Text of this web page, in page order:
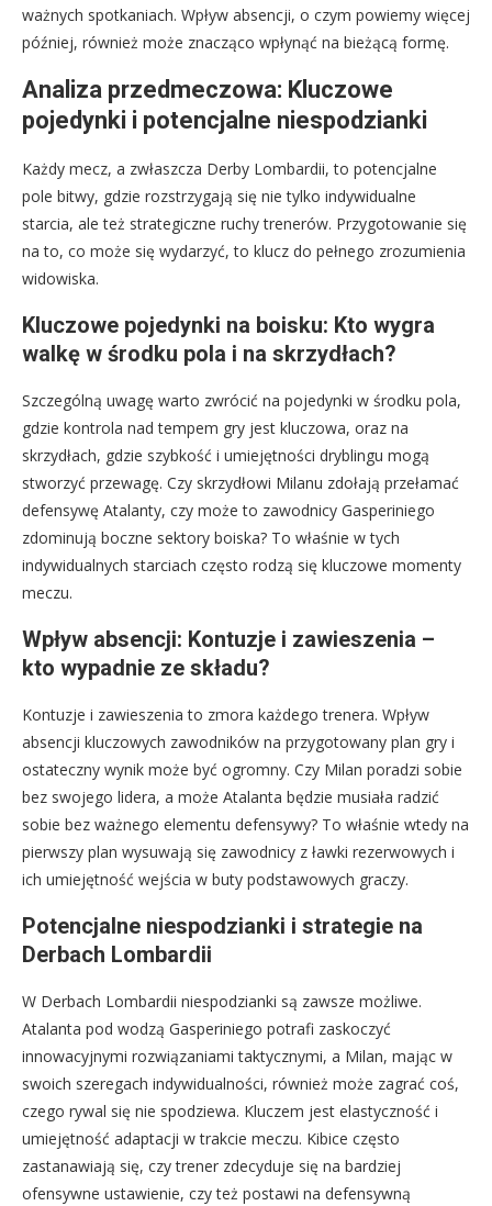
ważnych spotkaniach. Wpływ absencji, o czym powiemy więcej
później, również może znacząco wpłynąć na bieżącą formę.
Analiza przedmeczowa: Kluczowe
pojedynki i potencjalne niespodzianki
Każdy mecz, a zwłaszcza Derby Lombardii, to potencjalne
pole bitwy, gdzie rozstrzygają się nie tylko indywidualne
starcia, ale też strategiczne ruchy trenerów. Przygotowanie się
na to, co może się wydarzyć, to klucz do pełnego zrozumienia
widowiska.
Kluczowe pojedynki na boisku: Kto wygra
walkę w środku pola i na skrzydłach?
Szczególną uwagę warto zwrócić na pojedynki w środku pola,
gdzie kontrola nad tempem gry jest kluczowa, oraz na
skrzydłach, gdzie szybkość i umiejętności dryblingu mogą
stworzyć przewagę. Czy skrzydłowi Milanu zdołają przełamać
defensywę Atalanty, czy może to zawodnicy Gasperiniego
zdominują boczne sektory boiska? To właśnie w tych
indywidualnych starciach często rodzą się kluczowe momenty
meczu.
Wpływ absencji: Kontuzje i zawieszenia –
kto wypadnie ze składu?
Kontuzje i zawieszenia to zmora każdego trenera. Wpływ
absencji kluczowych zawodników na przygotowany plan gry i
ostateczny wynik może być ogromny. Czy Milan poradzi sobie
bez swojego lidera, a może Atalanta będzie musiała radzić
sobie bez ważnego elementu defensywy? To właśnie wtedy na
pierwszy plan wysuwają się zawodnicy z ławki rezerwowych i
ich umiejętność wejścia w buty podstawowych graczy.
Potencjalne niespodzianki i strategie na
Derbach Lombardii
W Derbach Lombardii niespodzianki są zawsze możliwe.
Atalanta pod wodzą Gasperiniego potrafi zaskoczyć
innowacyjnymi rozwiązaniami taktycznymi, a Milan, mając w
swoich szeregach indywidualności, również może zagrać coś,
czego rywal się nie spodziewa. Kluczem jest elastyczność i
umiejętność adaptacji w trakcie meczu. Kibice często
zastanawiają się, czy trener zdecyduje się na bardziej
ofensywne ustawienie, czy też postawi na defensywną